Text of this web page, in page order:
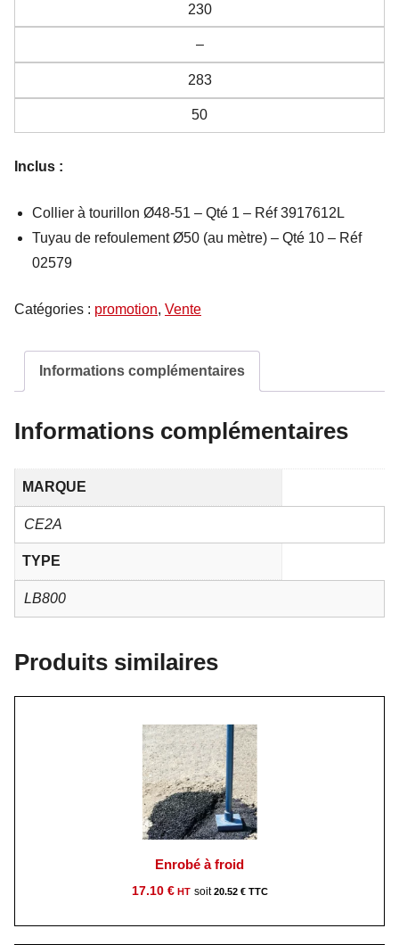
230
–
283
50
Inclus :
Collier à tourillon Ø48-51 – Qté 1 – Réf 3917612L
Tuyau de refoulement Ø50 (au mètre) – Qté 10 – Réf
02579
Catégories : promotion, Vente
Informations complémentaires
Informations complémentaires
MARQUE
CE2A
TYPE
LB800
Produits similaires
Enrobé à froid
17.10 € 20.52 €